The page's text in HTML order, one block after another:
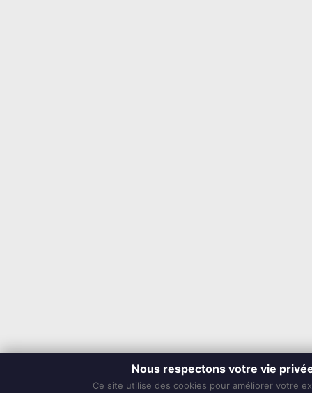
Nous respectons votre vie
Ce site utilise des cookies pour améliorer votre